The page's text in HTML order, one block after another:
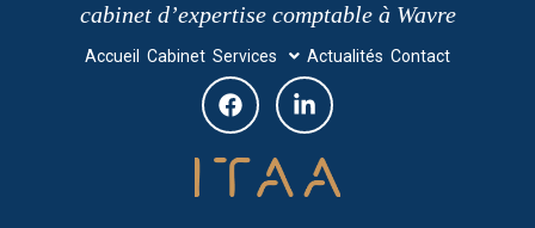
cabinet d’expertise comptable à Wavre
Accueil Cabinet Services Actualités Contact